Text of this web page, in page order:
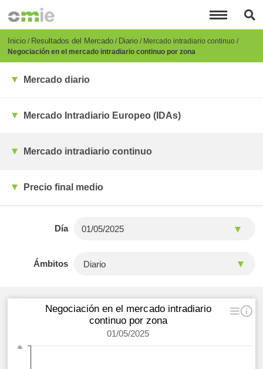
principal
Breadcrumb
Inicio Resultados del Mercado Diario Mercado intradiario continuo
Negociación en el mercado intradiario continuo por zona
Mercado diario
Mercado Intradiario Europeo (IDAs)
Mercado intradiario continuo
Precio final medio
Día
Ámbitos
Negociación en el mercado intradiario
continuo por zona
01/05/2025
4k